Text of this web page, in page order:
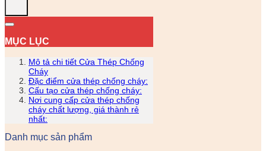
MỤC LỤC
Mô tả chi tiết Cửa Thép Chống
Cháy
Đặc điểm cửa thép chống cháy:
Cấu tạo cửa thép chống cháy:
Nơi cung cấp cửa thép chống
cháy chất lượng, giá thành rẻ
nhất:
Danh mục sản phẩm